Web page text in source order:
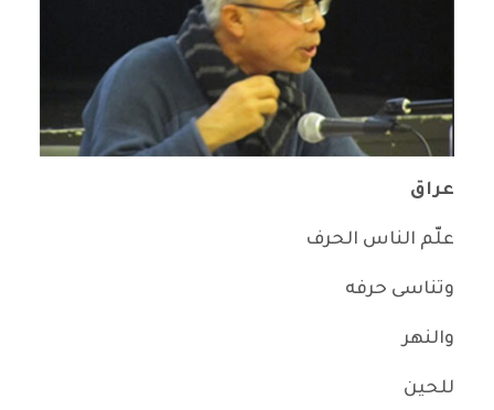
عراق
علّم الناس الحرف
وتناسى حرفه
والنهر
للحين